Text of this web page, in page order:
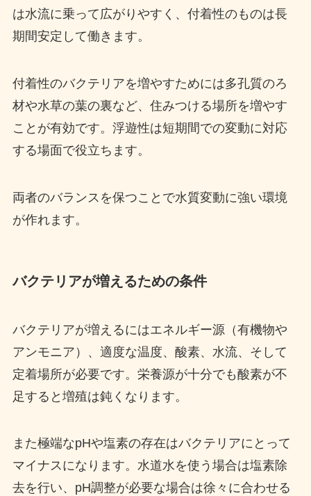
は水流に乗って広がりやすく、付着性のものは長
期間安定して働きます。
付着性のバクテリアを増やすためには多孔質のろ
材や水草の葉の裏など、住みつける場所を増やす
ことが有効です。浮遊性は短期間での変動に対応
する場面で役立ちます。
両者のバランスを保つことで水質変動に強い環境
が作れます。
バクテリアが増えるための条件
バクテリアが増えるにはエネルギー源（有機物や
アンモニア）、適度な温度、酸素、水流、そして
定着場所が必要です。栄養源が十分でも酸素が不
足すると増殖は鈍くなります。
また極端なpHや塩素の存在はバクテリアにとって
マイナスになります。水道水を使う場合は塩素除
去を行い、pH調整が必要な場合は徐々に合わせる